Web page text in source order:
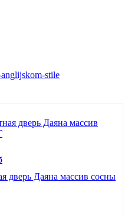
stile
дверь Даяна массив сосны